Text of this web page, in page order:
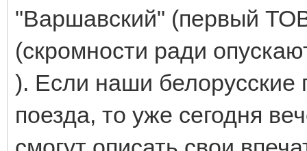
"Варшавский" (первый
(скромности ради
). Если наши белорусские
поезда, то уже сегодня